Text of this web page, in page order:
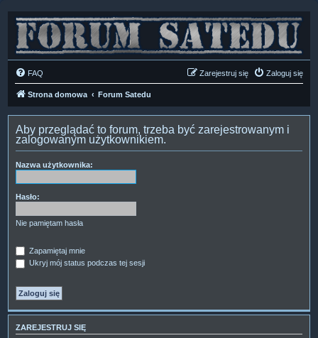
FAQ Zaloguj się
Zarejestruj się
Strona domowa Forum Satedu
Aby przeglądać to forum, trzeba być zarejestrowanym i
zalogowanym użytkownikiem.
Nazwa użytkownika:
Hasło:
Nie pamiętam hasła
Zapamiętaj mnie
Ukryj mój status podczas tej sesji
ZAREJESTRUJ SIĘ